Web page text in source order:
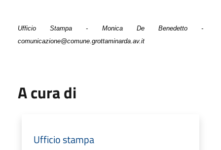
Ufficio Stampa - Monica De Benedetto -
comunicazione@comune.grottaminarda.av.it
A cura di
Ufficio stampa